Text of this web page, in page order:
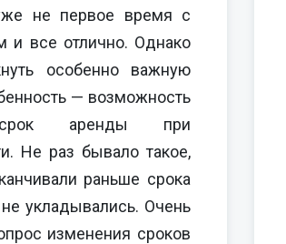
не первое время с
и все отлично. Однако
особенно важную
— возможность
аренды при
Не раз бывало такое,
раньше срока
укладывались. Очень
изменения сроков